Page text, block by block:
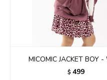
MICOMIC JACKET BOY -
$ 499